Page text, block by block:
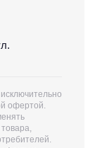
офертой.